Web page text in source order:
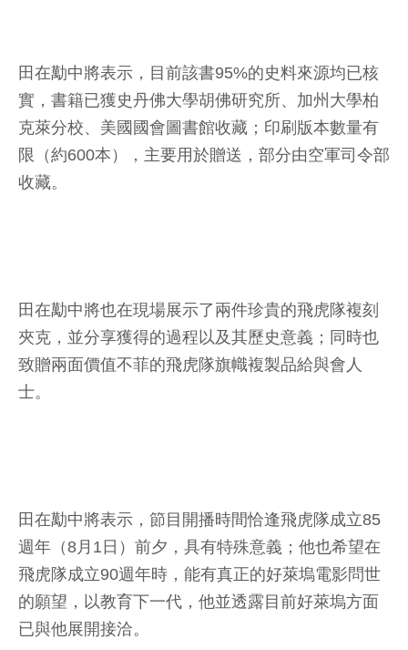
田在勱中將表示，目前該書95%的史料來源均已核
實，書籍已獲史丹佛大學胡佛研究所、加州大學柏
克萊分校、美國國會圖書館收藏；印刷版本數量有
限（約600本），主要用於贈送，部分由空軍司令部
收藏。
田在勱中將也在現場展示了兩件珍貴的飛虎隊複刻
夾克，並分享獲得的過程以及其歷史意義；同時也
致贈兩面價值不菲的飛虎隊旗幟複製品給與會人
士。
田在勱中將表示，節目開播時間恰逢飛虎隊成立85
週年（8月1日）前夕，具有特殊意義；他也希望在
飛虎隊成立90週年時，能有真正的好萊塢電影問世
的願望，以教育下一代，他並透露目前好萊塢方面
已與他展開接洽。